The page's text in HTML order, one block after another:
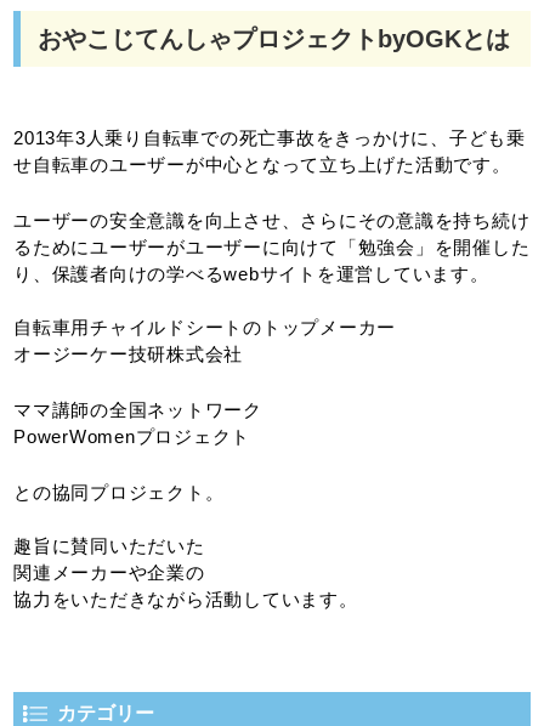
おやこじてんしゃプロジェクトbyOGKとは
2013年3人乗り自転車での死亡事故をきっかけに、子ども乗
せ自転車のユーザーが中心となって立ち上げた活動です。
ユーザーの安全意識を向上させ、さらにその意識を持ち続け
るためにユーザーがユーザーに向けて「勉強会」を開催した
り、保護者向けの学べるwebサイトを運営しています。
自転車用チャイルドシートのトップメーカー
オージーケー技研株式会社
ママ講師の全国ネットワーク
PowerWomenプロジェクト
との協同プロジェクト。
趣旨に賛同いただいた
関連メーカーや企業の
協力をいただきながら活動しています。
カテゴリー